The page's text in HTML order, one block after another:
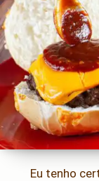
Eu tenho